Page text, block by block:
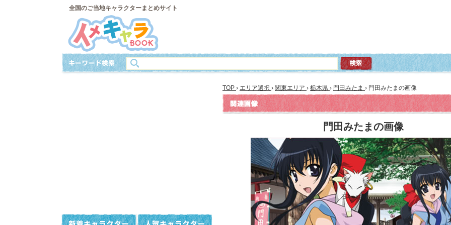
全国のご当地キャラクターまとめサイト
TOP › エリア選択 › 関東エリア › 栃木県 › 門田みたま › 門田みたまの画像
門田みたまの画像